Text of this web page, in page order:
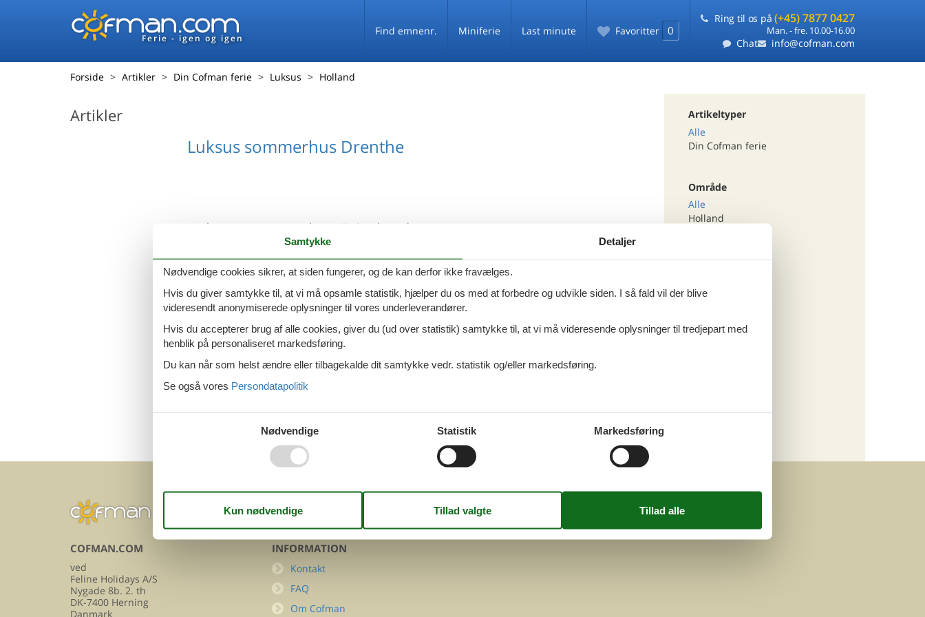
Ferie - igen og igen
Find emnenr. Miniferie Last minute Favoritter 0
Ring til os på (+45) 7877 0427
Man. - fre. 10.00-16.00
Chat info@cofman.com
Forside Artikler Din Cofman ferie Luksus Holland
Artikler
Luksus sommerhus Drenthe
Luksus sommerhus Friesland
Luksus sommerhus Ijsselmeer
Luksus sommerhus Limburg
Artikeltyper
Alle
Din Cofman ferie
Område
Alle
Holland
Ijsselmeer
Alle
COFMAN.COM
ved
Feline Holidays A/S
Nygade 8b. 2. th
DK-7400 Herning
Danmark
INFORMATION
Kontakt
FAQ
Om Cofman
FØLG OS PÅ
Facebook Instagram
Samtykke Detaljer
Nødvendige cookies sikrer, at siden fungerer, og de kan derfor ikke fravælges.
Hvis du giver samtykke til, at vi må opsamle statistik, hjælper du os med at forbedre og udvikle siden. I så fald vil der blive
videresendt anonymiserede oplysninger til vores underleverandører.
Hvis du accepterer brug af alle cookies, giver du (ud over statistik) samtykke til, at vi må videresende oplysninger til tredjepart med
henblik på personaliseret markedsføring.
Du kan når som helst ændre eller tilbagekalde dit samtykke vedr. statistik og/eller markedsføring.
Se også vores Persondatapolitik
Nødvendige Statistik Markedsføring